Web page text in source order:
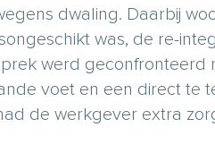
dwaling. Daarbij
was, de re-
werd geconfronteerd
voet en een direct te
de werkgever extra